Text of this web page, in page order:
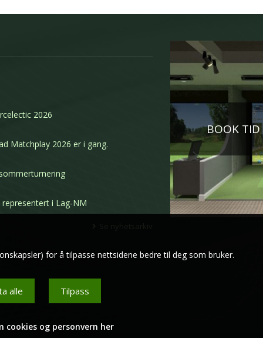
2026
Matchplay 2026 er i gang.
i Lag-NM
BOOK TID
for å tilpasse nettsidene bedre til deg som bruker.
alle Tilpass
cookies og personvern her